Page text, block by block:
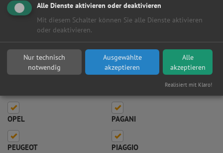
MORRIS MOSKVICH
MOTO GUZZI MC
MOTOWELL MC NISSAN
OPEL PAGANI
PEUGEOT PIAGGIO
Alle Dienste aktivieren oder deaktivieren
Mit diesem Schalter können Sie alle Dienste aktivieren
oder deaktivieren.
Nur technisch
notwendig
Ausgewählte
akzeptieren
Alle
akzeptieren
Realisiert mit Klaro!